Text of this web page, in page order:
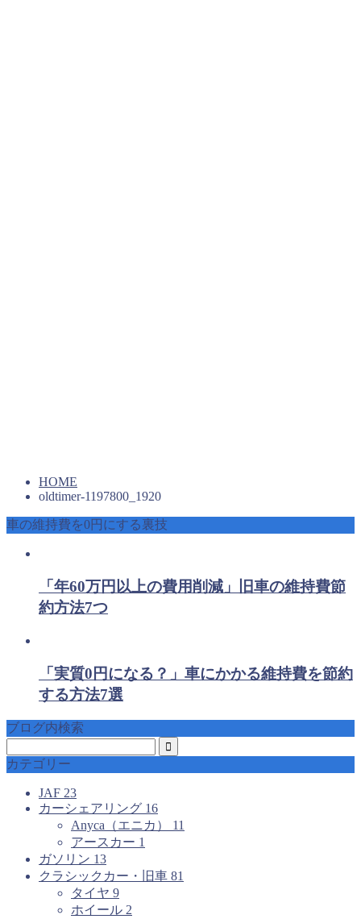
HOME
oldtimer-1197800_1920
車の維持費を0円にする裏技
「年60万円以上の費用削減」旧車の維持費節
約方法7つ
「実質0円になる？」車にかかる維持費を節約
する方法7選
ブログ内検索
カテゴリー
JAF 23
カーシェアリング 16
Anyca（エニカ） 11
アースカー 1
ガソリン 13
クラシックカー・旧車 81
タイヤ 9
ホイール 2